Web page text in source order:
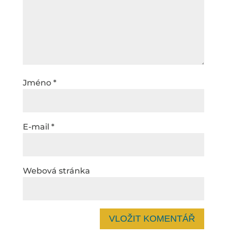
Jméno *
E-mail *
Webová stránka